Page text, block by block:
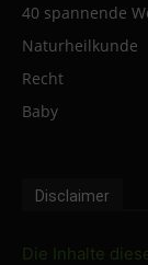
40 spannende
Naturheilkunde
Recht
Baby
Disclaimer
Die Inhalte